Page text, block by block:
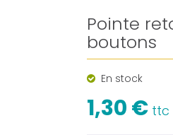
Pointe
boutons
En stock
1,30 € ttc